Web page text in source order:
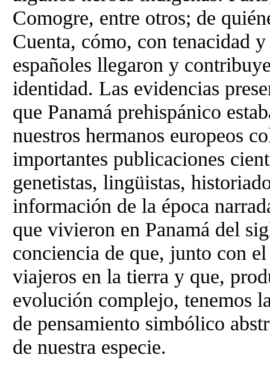
Comogre, entre otros; de
Cuenta, cómo, con tenacidad
españoles llegaron y
identidad. Las evidencias
que Panamá prehispánico
nuestros hermanos europeos
importantes publicaciones
genetistas, lingüistas,
información de la época
que vivieron en Panamá del
conciencia de que, junto con
viajeros en la tierra y que,
evolución complejo, tenemos
de pensamiento simbólico
de nuestra especie.